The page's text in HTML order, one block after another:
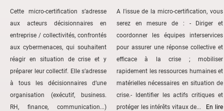
Cette micro-certification s’adresse
aux acteurs décisionnaires en
entreprise / collectivités, confrontés
aux cybermenaces, qui souhaitent
réagir en situation de crise et y
préparer leur collectif. Elle s’adresse
à tous les décisionnaires d’une
organisation (exécutif, business.
RH, finance, communication...)
A l'issue de la micro-certification, vous
serez en mesure de : - Diriger et
coordonner les équipes interservices
pour assurer une réponse collective et
efficace à la crise ; mobiliser
rapidement les ressources humaines et
matérielles nécessaires en situation de
crise.- Identifier les actifs critiques et
protéger les intérêts vitaux de...
En lire